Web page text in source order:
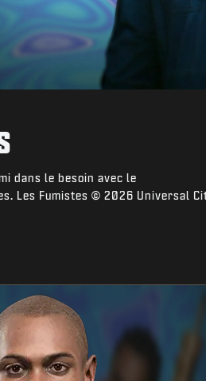
dans le besoin avec le
Les Fumistes © 2026 Universal